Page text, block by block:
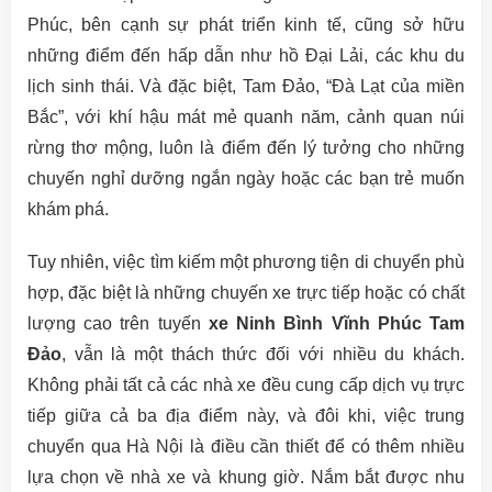
Phúc, bên cạnh sự phát triển kinh tế, cũng sở hữu
những điểm đến hấp dẫn như hồ Đại Lải, các khu du
lịch sinh thái. Và đặc biệt, Tam Đảo, “Đà Lạt của miền
Bắc”, với khí hậu mát mẻ quanh năm, cảnh quan núi
rừng thơ mộng, luôn là điểm đến lý tưởng cho những
chuyến nghỉ dưỡng ngắn ngày hoặc các bạn trẻ muốn
khám phá.
Tuy nhiên, việc tìm kiếm một phương tiện di chuyển phù
hợp, đặc biệt là những chuyến xe trực tiếp hoặc có chất
lượng cao trên tuyến xe Ninh Bình Vĩnh Phúc Tam
Đảo, vẫn là một thách thức đối với nhiều du khách.
Không phải tất cả các nhà xe đều cung cấp dịch vụ trực
tiếp giữa cả ba địa điểm này, và đôi khi, việc trung
chuyển qua Hà Nội là điều cần thiết để có thêm nhiều
lựa chọn về nhà xe và khung giờ. Nắm bắt được nhu